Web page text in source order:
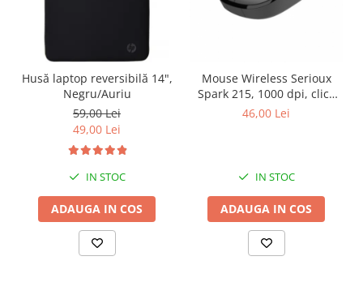
Husă laptop reversibilă 14",
Negru/Auriu
59,00 Lei
49,00 Lei
IN STOC
ADAUGA IN COS
Mouse Wireless Serioux
Spark 215, 1000 dpi, click
silentios
46,00 Lei
IN STOC
ADAUGA IN COS